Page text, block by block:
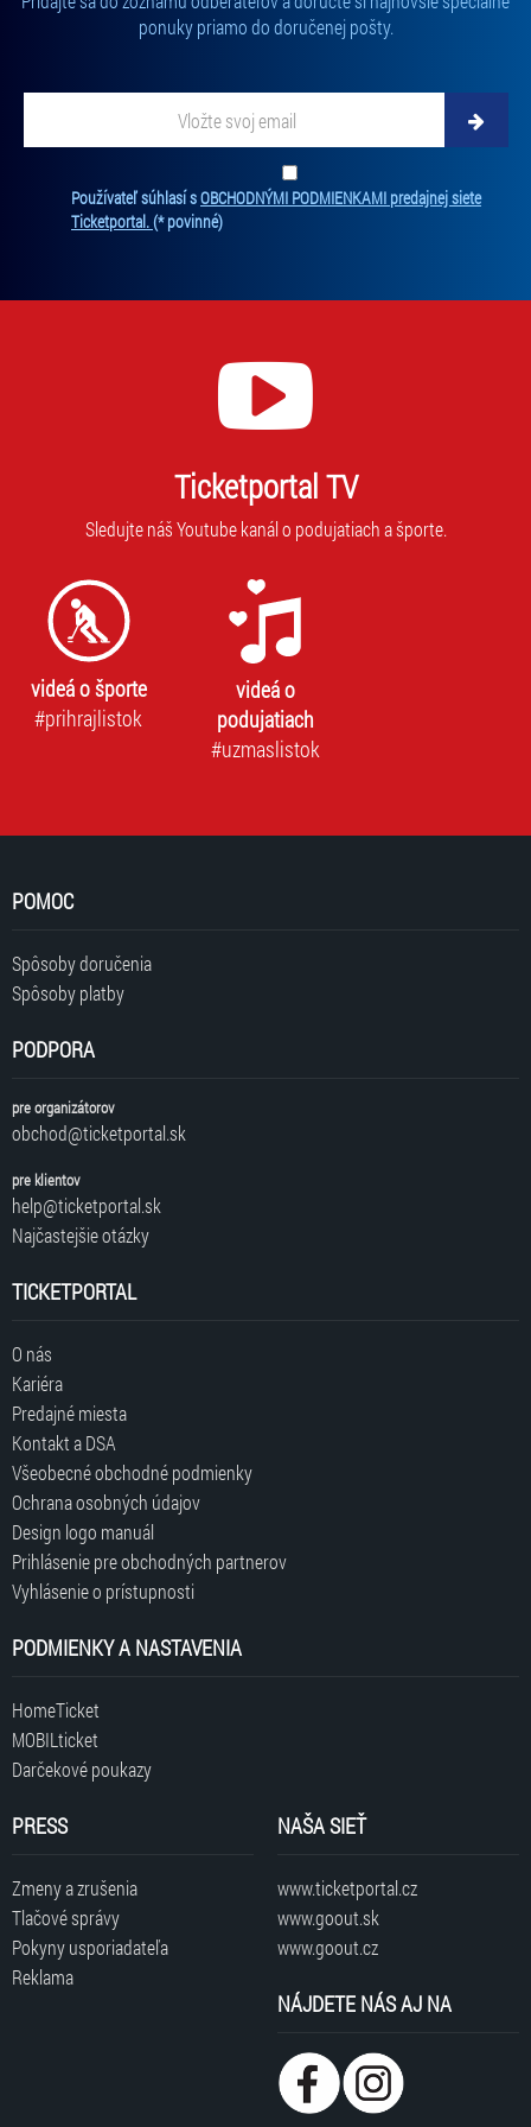
ponuky priamo do doručenej pošty.
Zadajte svoju e-mailovú adresu, na ktorú vám budeme zasielať
Používateľ súhlasí sOBCHODNÝMI PODMIENKAMI predajnej siete
Ticketportal.(* povinné)
Ticketportal TV
Sledujte náš Youtube kanál o podujatiach a športe.
videá o športe
#prihrajlistok
videá o
podujatiach
#uzmaslistok
POMOC
Spôsoby doručenia
Spôsoby platby
PODPORA
pre organizátorov
obchod@ticketportal.sk
pre klientov
help@ticketportal.sk
Najčastejšie otázky
TICKETPORTAL
O nás
Kariéra
Predajné miesta
Kontakt a DSA
Všeobecné obchodné podmienky
Ochrana osobných údajov
Design logo manuál
Prihlásenie pre obchodných partnerov
Vyhlásenie o prístupnosti
PODMIENKY A NASTAVENIA
HomeTicket
MOBILticket
Darčekové poukazy
PRESS
Zmeny a zrušenia
Tlačové správy
Pokyny usporiadateľa
Reklama
NAŠA SIEŤ
www.ticketportal.cz
www.goout.sk
www.goout.cz
NÁJDETE NÁS AJ NA